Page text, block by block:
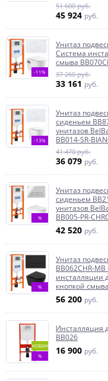
51 600 руб.
45 924 руб.
-11%
Унитаз
Система
смыва
37 260 руб.
33 161 руб.
-13%
Унитаз
сиденьем
унитазов
BB014-SR-
41 470 руб.
36 079 руб.
%
Унитаз
сиденьем
унитазов
BB005-PR-
42 520 руб.
%
Унитаз
BB062CHR-
инсталляции
кнопкой
56 200 руб.
НОВИНКА
%
Инсталляция
BB026
16 900 руб.